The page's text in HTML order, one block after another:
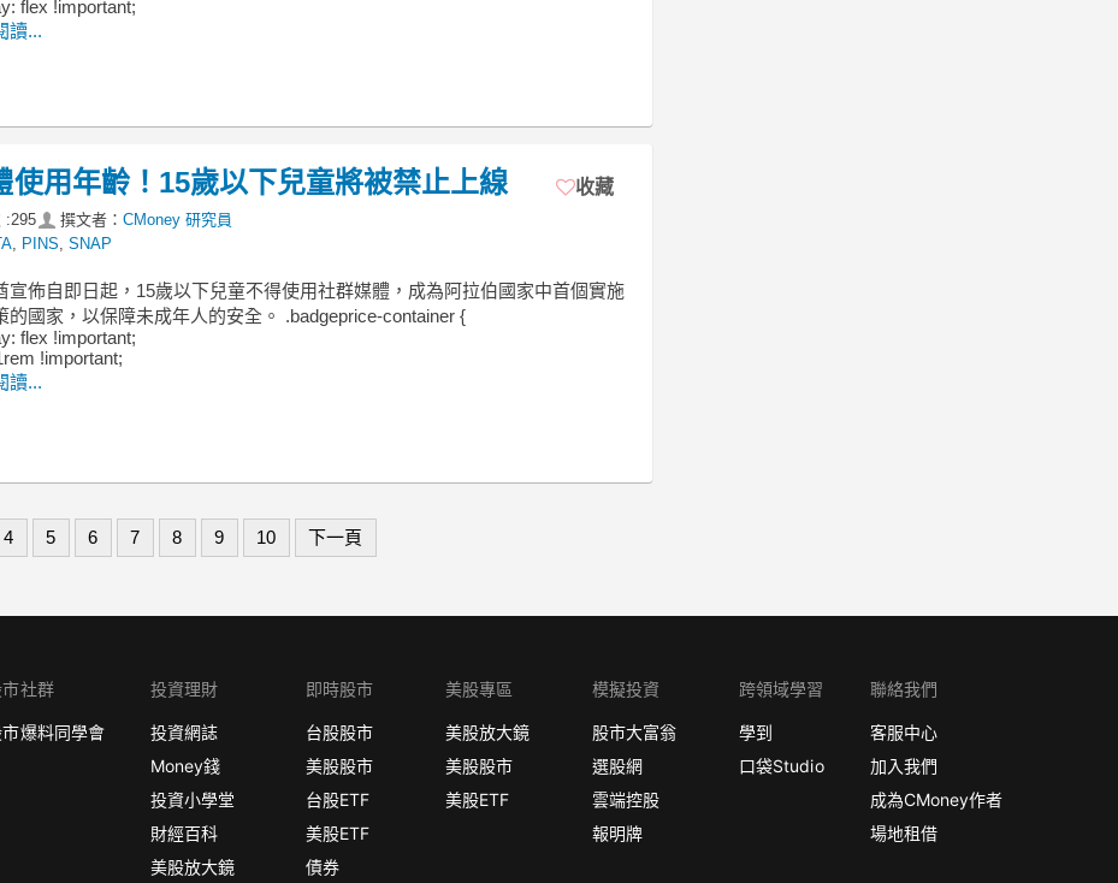
flex !important;
讀...
使用年齡！15歲以下兒童將被禁止上線
:295 撰文者： CMoney 研究員
PINS SNAP
收藏
宣佈自即日起，15歲以下兒童不得使用社群媒體，成為阿拉伯國家中首個實施
的國家，以保障未成年人的安全。 .badgeprice-container {
flex !important;
!important;
讀...
4 5 6 7 8 9 10 下一頁
市社群
市爆料同學會
投資理財
投資網誌
Money錢
投資小學堂
財經百科
美股放大鏡
即時股市
台股股市
美股股市
台股ETF
美股ETF
債券
美股專區
美股放大鏡
美股股市
美股ETF
模擬投資
股市大富翁
選股網
雲端控股
報明牌
跨領域學習
學到
口袋Studio
聯絡我們
客服中心
加入我們
成為CMoney作者
場地租借